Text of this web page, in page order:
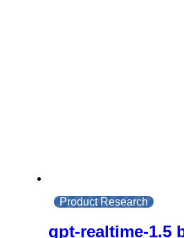
Product Research
gpt-realtime-1.5